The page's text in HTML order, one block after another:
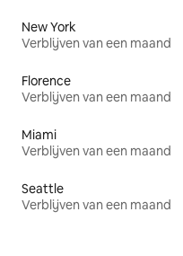
New York
Verblijven van een maand
Florence
Verblijven van een maand
Miami
Verblijven van een maand
Seattle
Verblijven van een maand